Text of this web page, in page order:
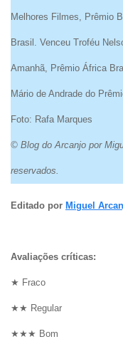
Melhores Filmes, Prêmio
Brasil. Venceu Troféu
Amanhã, Prêmio África
Mário de Andrade do
Foto: Rafa Marques
© Blog do Arcanjo por
reservados.
Editado por Miguel
Avaliações críticas:
★ Fraco
★★ Regular
★★★ Bom